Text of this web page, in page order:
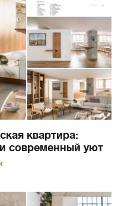
квартира:
современный уют